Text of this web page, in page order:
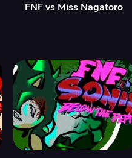
FNF vs Miss Nagatoro